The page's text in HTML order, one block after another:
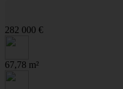
282 000 €
67,78 m²